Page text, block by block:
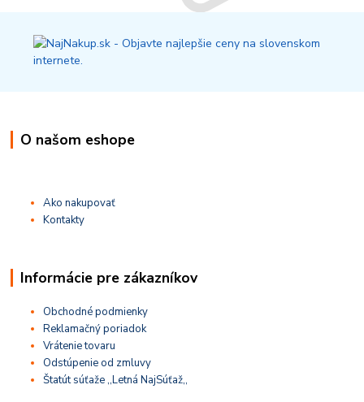
O našom eshope
Ako nakupovať
Kontakty
Informácie pre zákazníkov
Obchodné podmienky
Reklamačný poriadok
Vrátenie tovaru
Odstúpenie od zmluvy
Štatút súťaže ,,Letná NajSúťaž,,